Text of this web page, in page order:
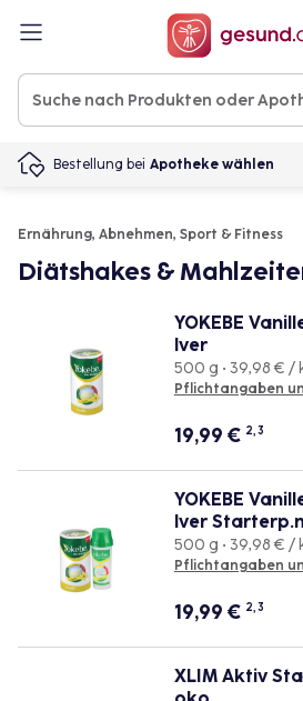
Bestellung bei Apotheke wählen
Ernährung, Abnehmen, Sport & Fitness
Diätshakes &
YOKEBE
lver
500 g • 39,98 € /
Pflichtangaben
19,99 € 2, 3
YOKEBE
lver
500 g • 39,98 € /
Pflichtangaben
19,99 € 2, 3
XLIM Aktiv